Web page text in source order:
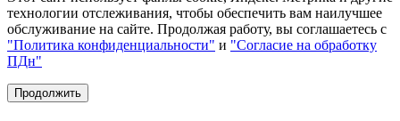
технологии отслеживания, чтобы обеспечить вам наилучшее
обслуживание на сайте. Продолжая работу, вы соглашаетесь с
"Политика конфиденциальности" и "Согласие на обработку
ПДн"
Продолжить